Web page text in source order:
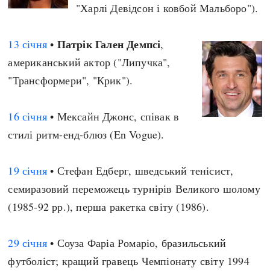
"Харлі Девідсон і ковбой Мальборо").
13 січня • Патрік Гален Демпсі,
американський актор ("Липучка",
"Трансформери", "Крик").
16 січня • Мексайн Джонс, співак в
стилі ритм-енд-блюз (En Vogue).
19 січня • Стефан Едберг, шведський тенісист,
семиразовий переможець турнірів Великого шолому
(1985-92 рр.), перша ракетка світу (1986).
29 січня • Соуза Фаріа Ромаріо, бразильський
футболіст; кращий гравець Чемпіонату світу 1994